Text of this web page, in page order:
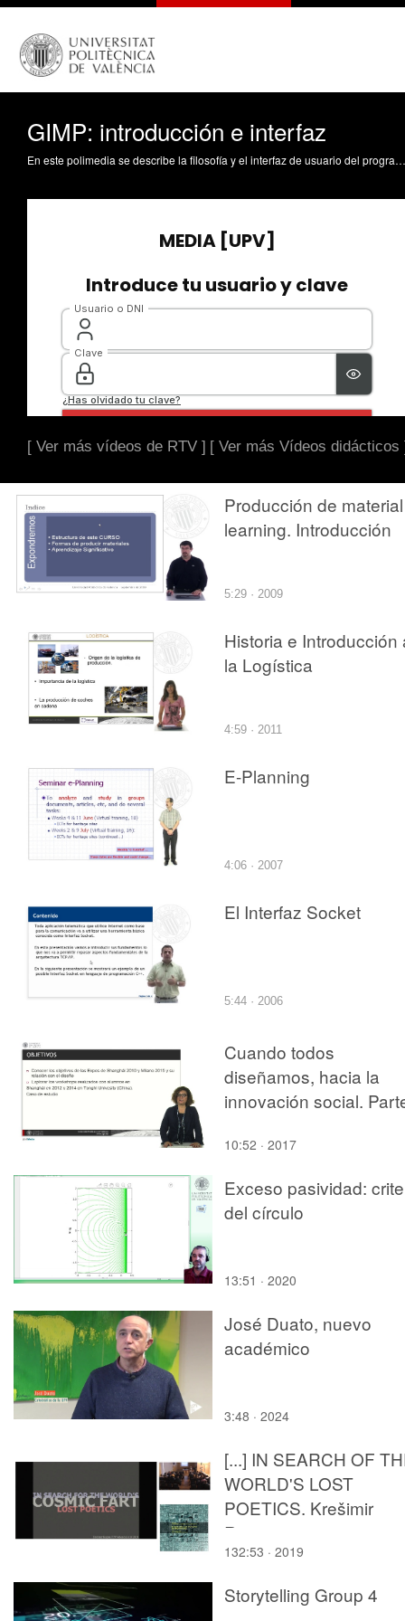
GIMP: introducción e interfaz
En este polimedia se describe la filosofía y el interfaz de usuario del programa GIMP Cerdá Boluda, J. (2022). GIMP: introducción e interfaz. https://riunet.upv.es/handle/10251/183063 DER
[ Ver más vídeos de RTV ] [ Ver más Vídeos didácticos
Producción de
learning. Introducción
5:29 · 2009
Historia e Introducción
la Logística
4:59 · 2011
E-Planning
4:06 · 2007
El Interfaz Socket
5:44 · 2006
Cuando todos
diseñamos, hacia la
innovación social.
10:52 · 2017
Exceso pasividad:
del círculo
13:51 · 2020
José Duato, nuevo
académico
3:48 · 2024
[...] IN SEARCH OF
WORLD'S LOST
POETICS. Krešimir
Rogina.
(24/10/19.Session
132:53 · 2019
Storytelling Group 4